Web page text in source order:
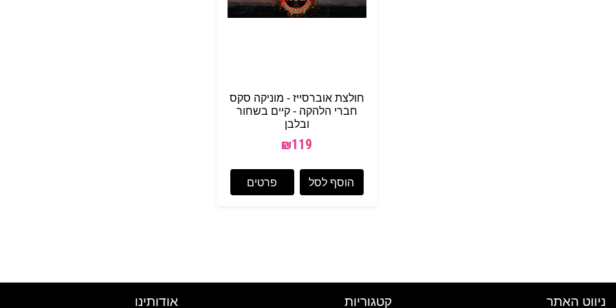
חולצת אוברסייז - מוניקה סקס
חברי הלהקה - קיים בשחור
ובלבן
₪119
הוסף לסל פרטים
ניווט האתר קטגוריות אודותינו